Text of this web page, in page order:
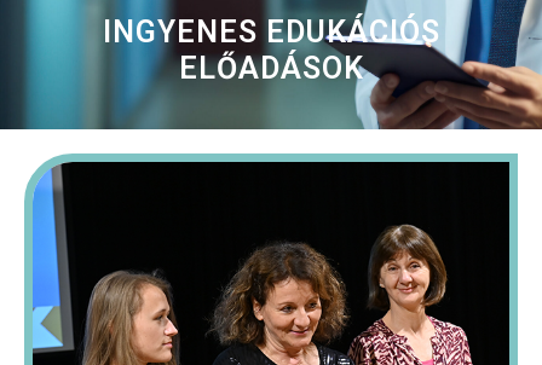
INGYENES EDUKÁCIÓS
ELŐADÁSOK